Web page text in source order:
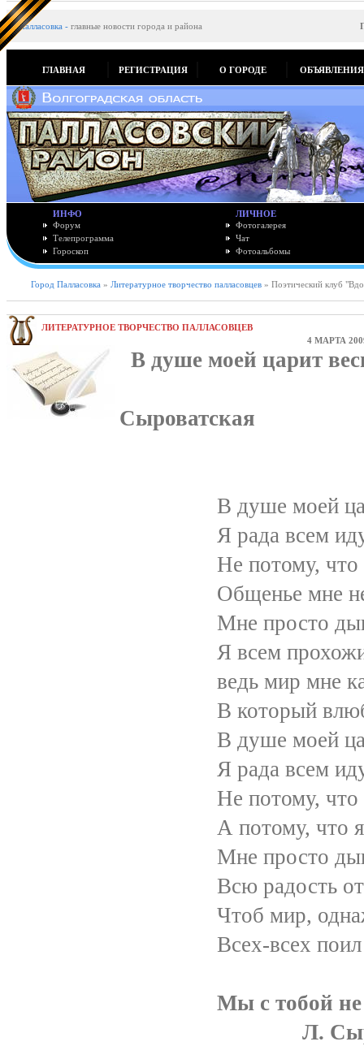
Палласовка - главные новости города и района
ГЛАВНАЯ РЕГИСТРАЦИЯ О ГОРОДЕ ОБЪЯВЛЕНИЯ
ИНФО
Форум
Телепрограмма
Гороскоп
ЛИЧНОЕ
Фотогалерея
Чат
Фотоальбомы
Город Палласовка » Литературное творчество палласовцев » Поэтический клуб
ЛИТЕРАТУРНОЕ ТВОРЧЕСТВО ПАЛЛАСОВЦЕВ
4 МАРТА
В душе моей царит
Сыроватская
В душе моей царит
Я рада всем
Не потому, что я
Общенье мне
Мне просто
Я всем прохожим
ведь мир мне
В который влюблена
В душе моей царит
Я рада всем
Не потому, что
А потому, что я
Мне просто
Всю радость отдаю
Чтоб мир, однажды
Всех-всех поил
Мы с тобой не
Л.